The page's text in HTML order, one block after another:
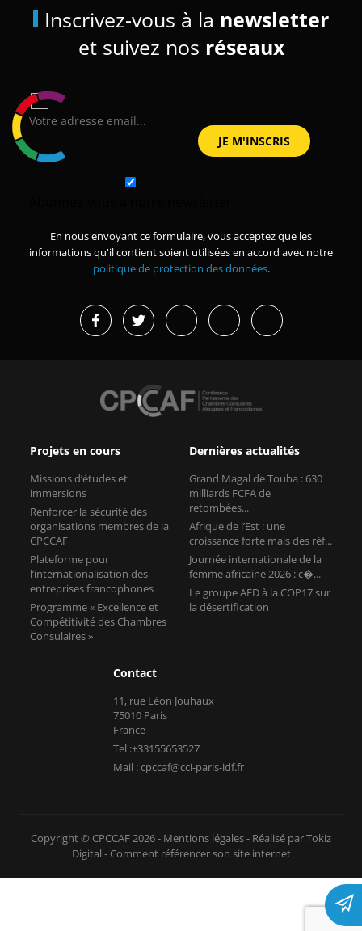
Inscrivez-vous à la newsletter
et suivez nos réseaux
En nous envoyant ce formulaire, vous acceptez que les
informations qu'il contient soient utilisées en accord avec notre
politique de protection des données.
Projets en cours
Missions d’études et
immersions
Renforcer la sécurité des
organisations membres de la
CPCCAF
Plateforme pour
l’internationalisation des
entreprises francophones
Programme « Excellence et
Compétitivité des Chambres
Consulaires »
Dernières actualités
Grand Magal de Touba : 630
milliards FCFA de
retombées...
Afrique de l’Est : une
croissance forte mais des réf...
Journée internationale de la
femme africaine 2026 : c�...
Le groupe AFD à la COP17 sur
la désertification
Contact
11, rue Léon Jouhaux
75010 Paris
France
Tel :+33155653527
Mail : cpccaf@cci-paris-idf.fr
Copyright © CPCCAF 2026 - Mentions légales- Réalisé par Tokiz
Digital - Comment référencer son site internet